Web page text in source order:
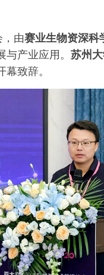
，由赛业生物资深科
产业应用。 苏州
幕致辞。